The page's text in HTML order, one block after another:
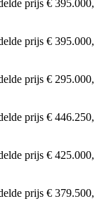
prijs € 395.000,
prijs € 395.000,
prijs € 295.000,
prijs € 446.250,
prijs € 425.000,
prijs € 379.500,